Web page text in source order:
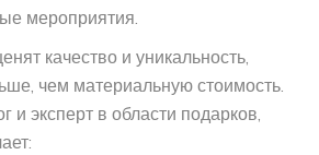
мероприятия.
качество и уникальность,
чем материальную стоимость.
и эксперт в области подарков,